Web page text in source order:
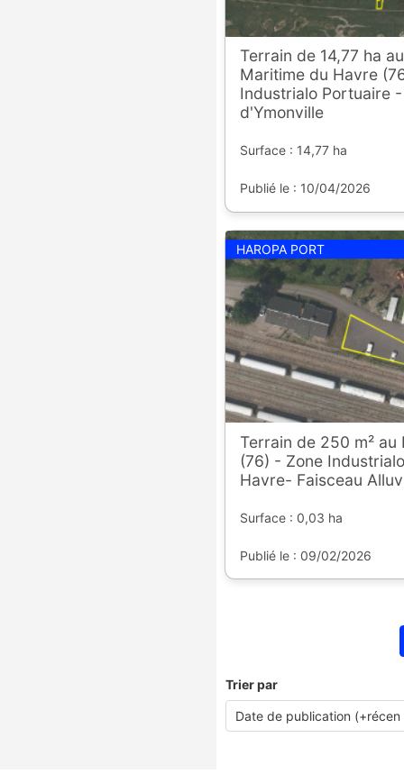
Terrain de 14,77 ha
Maritime du Havre
Industrialo Portuaire
d'Ymonville
Surface : 14,77 ha
Publié le : 10/04/2026
HAROPA PORT
Terrain de 250 m²
(76) - Zone
Havre- Faisceau
Surface : 0,03 ha
Publié le : 09/02/2026
Trier par